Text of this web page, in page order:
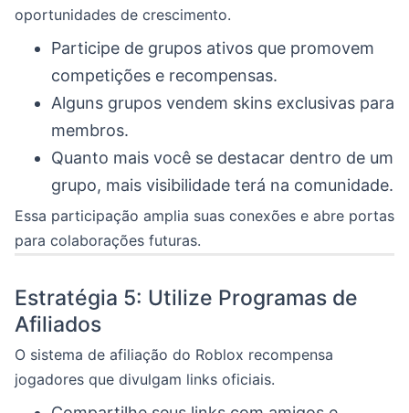
oportunidades de crescimento.
Participe de grupos ativos que promovem
competições e recompensas.
Alguns grupos vendem skins exclusivas para
membros.
Quanto mais você se destacar dentro de um
grupo, mais visibilidade terá na comunidade.
Essa participação amplia suas conexões e abre portas
para colaborações futuras.
Estratégia 5: Utilize Programas de
Afiliados
O sistema de afiliação do Roblox recompensa
jogadores que divulgam links oficiais.